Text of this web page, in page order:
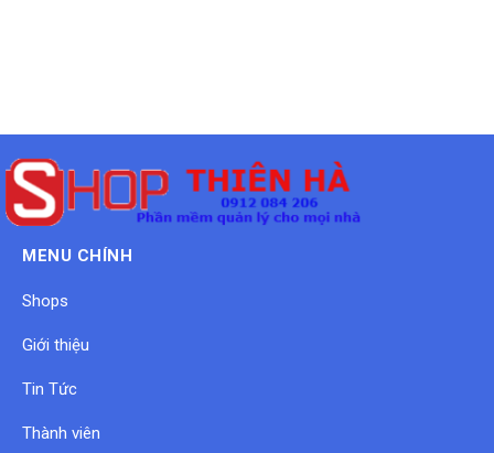
MENU CHÍNH
Shops
Giới thiệu
Tin Tức
Thành viên